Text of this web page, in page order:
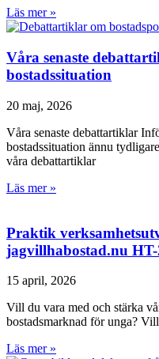
Läs mer »
Våra senaste
bostadssituation
20 maj, 2026
Våra senaste debattartiklar
bostadssituation ännu
våra debattartiklar
Läs mer »
Praktik
jagvillhabostad.nu HT-
15 april, 2026
Vill du vara med och stärka
bostadsmarknad för unga?
Läs mer »